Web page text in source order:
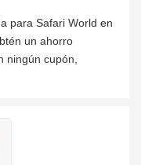
para Safari World en
un ahorro
ningún cupón,